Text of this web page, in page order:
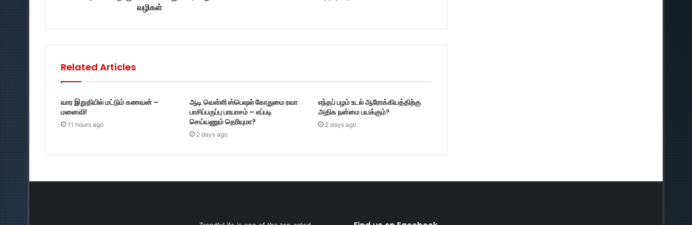
வழிகள்
Related Articles
வார இறுதியில் மட்டும் கணவன் –
மனைவி!
11 hours ago
ஆடி வெள்ளி ஸ்பெஷல் கோதுமை ரவா
பாசிப்பருப்பு பாயாசம் – எப்படி
செய்யணும் தெரியுமா?
2 days ago
எந்தப் பழம் உடல் ஆரோக்கியத்திற்கு
அதிக நன்மை பயக்கும்?
2 days ago